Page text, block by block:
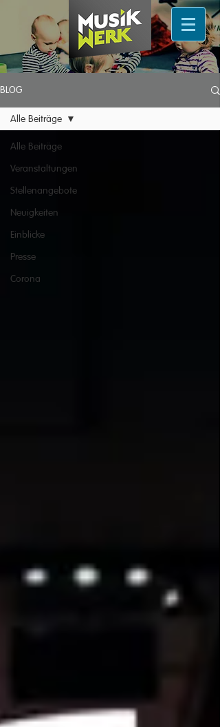
BLOG
Alle Beiträge
Veranstaltungen
Stellenangebote
Neuigkeiten
Einblicke
Presse
Corona
Alle Beiträge